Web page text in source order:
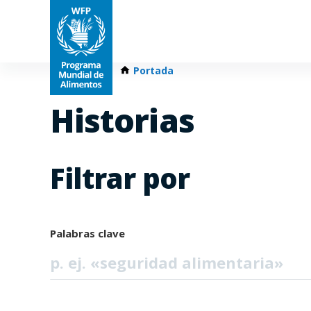
Portada
Historias
Filtrar por
Palabras clave